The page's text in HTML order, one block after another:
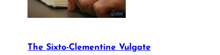
The Sixto-Clementine Vulgate